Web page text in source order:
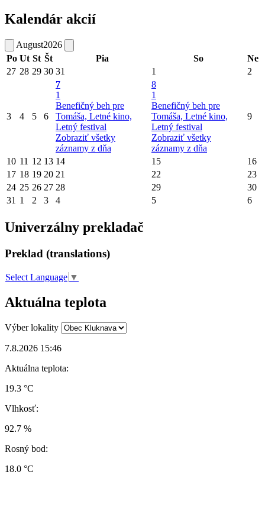
Kalendár akcií
August2026
Po Ut St Št Pia So
Ne
27 28 29 30 31 1 2
3 4 5 6
7
1
Benefičný beh pre
Tomáša, Letné kino,
Letný festival
Zobraziť všetky
záznamy z dňa
8
1
Benefičný beh pre
Tomáša, Letné kino,
Letný festival
Zobraziť všetky
záznamy z dňa
9
10 11 12 13 14 15
16
17 18 19 20 21 22
23
24 25 26 27 28 29
30
31 1 2 3 4 5 6
Univerzálny prekladač
Preklad (translations)
Select Language ▼
Aktuálna teplota
Výber lokality
7.8.2026 15:46
Aktuálna teplota:
19.3 °C
Vlhkosť:
92.7 %
Rosný bod:
18.0 °C